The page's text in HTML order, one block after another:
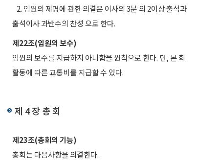
2. 임원의 제명에 관한 의결은 이사의 3분 의 2이상 출석과
출석이사 과반수의 찬성 으로 한다.
제22조(임원의 보수)
임원의 보수를 지급하지 아니함을 원칙으로 한다. 단, 본 회
활동에 따른 교통비를 지급할 수 있다.
제 4 장 총 회
제23조(총회의 기능)
총회는 다음사항을 의결한다.